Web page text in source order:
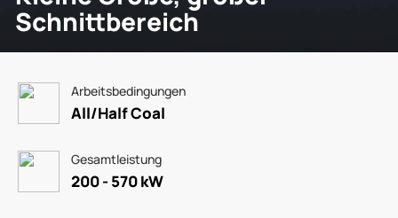
Schnittbereich
Arbeitsbedingungen
All/Half Coal
Gesamtleistung
200 - 570 kW